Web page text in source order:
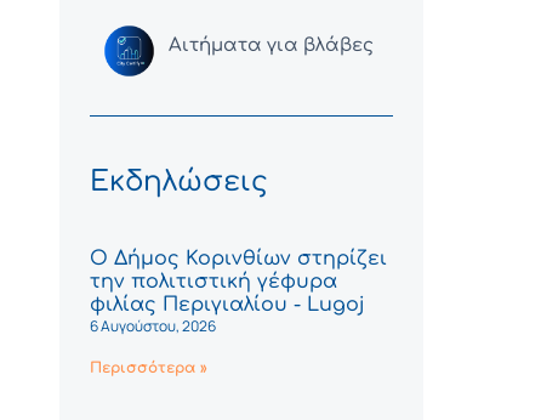
Αιτήματα για βλάβες
Εκδηλώσεις
Ο Δήμος Κορινθίων στηρίζει
την πολιτιστική γέφυρα
φιλίας Περιγιαλίου - Lugoj
6 Αυγούστου, 2026
Περισσότερα »